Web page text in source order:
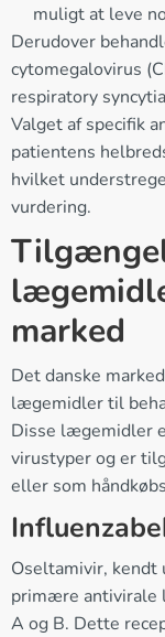
muligt at leve
Derudover
cytomegalovirus
respiratory
Valget af specifik
patientens
hvilket
vurdering.
marked
Det danske
lægemidler til
Disse lægemidler
virustyper og er
eller som
Oseltamivir, kendt
primære antivirale
A og B. Dette